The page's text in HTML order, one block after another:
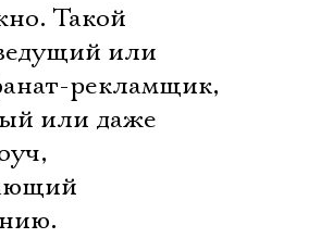
Такой
или
рекламщик,
или даже